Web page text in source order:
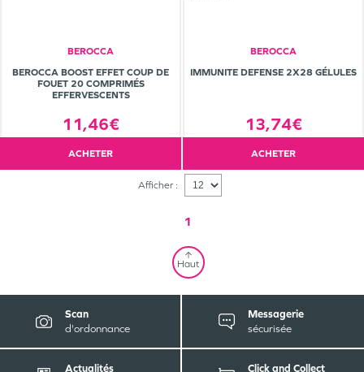
BEROCCA
BEROCCA BOOST EFFET COUP DE
FOUET 20 COMPRIMÉS
EFFERVESCENTS
11,46€
ACHETER
BEROCCA
IMMUNITE DEFENSE 2X28 GÉLULES
13,74€
ACHETER
Afficher :
1
Haut
Scan
d'ordonnance
Messagerie
sécurisée
Actualités
Click and Collect